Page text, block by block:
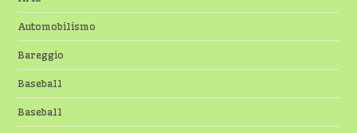
Automobilismo
Bareggio
Baseball
Baseball